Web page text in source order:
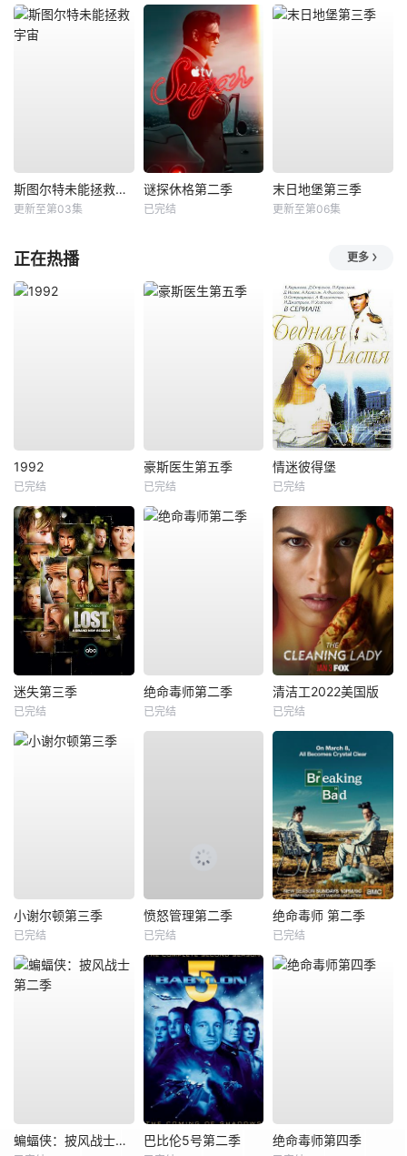
斯图尔特未能拯救宇宙
更新至第03集
谜探休格第二季
已完结
末日地堡第三季
更新至第06集
正在热播 更多
1992
已完结
豪斯医生第五季
已完结
情迷彼得堡
已完结
迷失第三季
已完结
绝命毒师第二季
已完结
清洁工2022美国版
已完结
小谢尔顿第三季
已完结
愤怒管理第二季
已完结
绝命毒师 第二季
已完结
蝙蝠侠：披风战士第二季 巴比伦5号第二季 绝命毒师第四季